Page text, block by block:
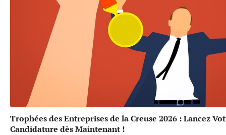
Trophées des Entreprises de la Creuse 2026 : Lancez
Candidature dès Maintenant !